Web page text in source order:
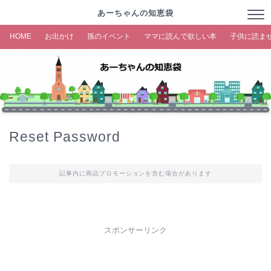
あーちゃんの知恵袋
HOME お出かけ 孫のイベント ママに読んで欲しい本 子供に読ま
Reset Password
記事内に商品プロモーションを含む場合があります
スポンサーリンク